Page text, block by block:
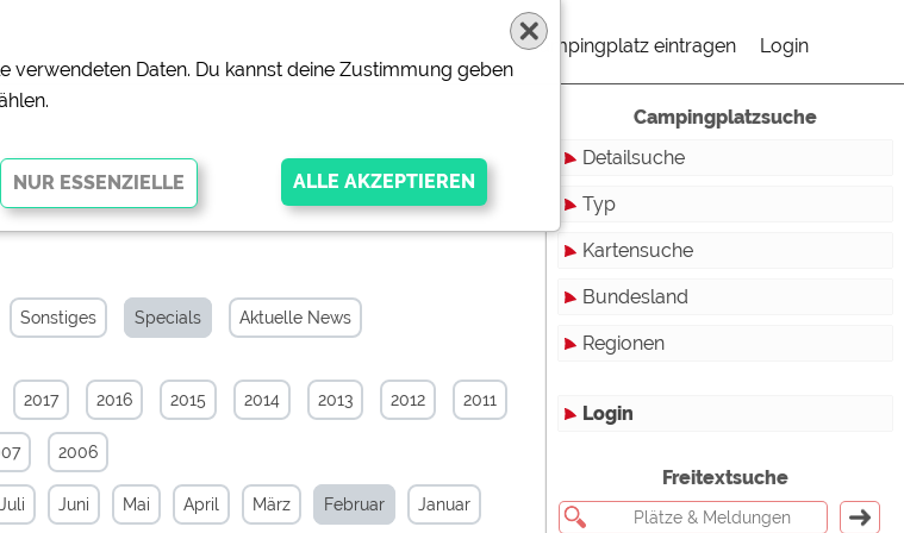
Campingplatz eintragen Login
Februar 2008
Sonstiges Specials Aktuelle News
2017 2016 2015 2014 2013 2012 2011
2006
Juli Juni Mai April März Februar Januar
Campingplatzsuche
Detailsuche
Typ
Touristikstellplätze
Dauerstellplätze
Reisemobilstellplätze
Bungalows
Kartensuche
Bundesland
Baden-Württemberg
Brandenburg
Regionen
Login
Freitextsuche
verwendeten Daten. Du kannst deine Zustimmung geben
werden Teile der Website
https://policies.google.com/privacy
von
siehe Datenschutzerklärung des jeweiligen Anbieters
https://policies.google.com/privacy